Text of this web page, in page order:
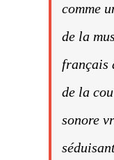
comme
de la
français
de la
sonore